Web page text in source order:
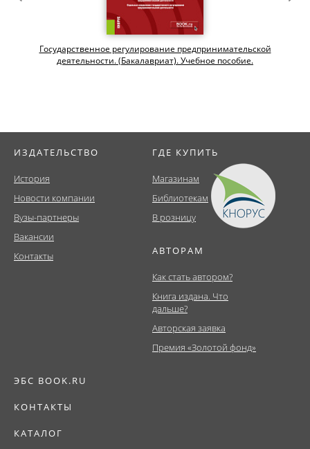
Государственное регулирование предпринимательской
деятельности. (Бакалавриат). Учебное пособие.
ИЗДАТЕЛЬСТВО
История
Новости компании
Вузы-партнеры
Вакансии
Контакты
ГДЕ КУПИТЬ
Магазинам
Библиотекам
В розницу
АВТОРАМ
Как стать автором?
Книга издана. Что
дальше?
Авторская заявка
Премия «Золотой фонд»
ЭБС BOOK.RU
КОНТАКТЫ
КАТАЛОГ